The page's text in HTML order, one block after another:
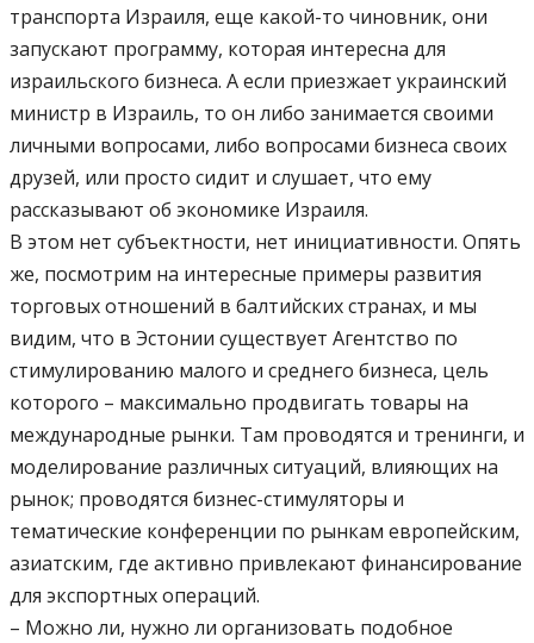
транспорта Израиля, еще какой-то чиновник, они
запускают программу, которая интересна для
израильского бизнеса. А если приезжает украинский
министр в Израиль, то он либо занимается своими
личными вопросами, либо вопросами бизнеса своих
друзей, или просто сидит и слушает, что ему
рассказывают об экономике Израиля.
В этом нет субъектности, нет инициативности. Опять
же, посмотрим на интересные примеры развития
торговых отношений в балтийских странах, и мы
видим, что в Эстонии существует Агентство по
стимулированию малого и среднего бизнеса, цель
которого – максимально продвигать товары на
международные рынки. Там проводятся и тренинги, и
моделирование различных ситуаций, влияющих на
рынок; проводятся бизнес-стимуляторы и
тематические конференции по рынкам европейским,
азиатским, где активно привлекают финансирование
для экспортных операций.
– Можно ли, нужно ли организовать подобное